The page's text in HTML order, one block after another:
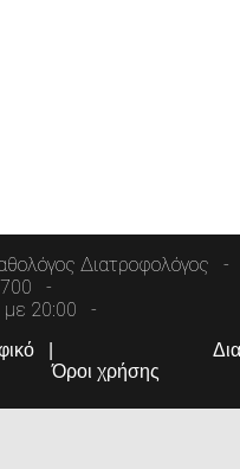
Διατροφολόγος
20:00
Όροι χρήσης